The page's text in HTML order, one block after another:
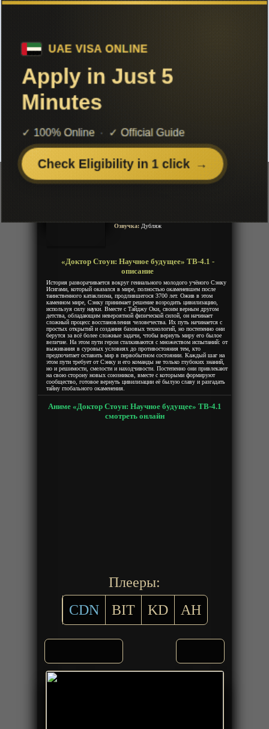
Чтобы не терять с нами связь,
подписывайся на наш
«Доктор Стоун: Научное будущее»
Добавленно: 27 марта 2025 | Серии: [12 из 12]
Dr. Stone: Science Future
Год:2025
Озвучка: Дубляж
«Доктор Стоун: Научное будущее» ТВ-4.1 -
описание
История разворачивается вокруг гениального молодого учёного Сэнку
Исигами, который оказался в мире, полностью окаменевшем после
таинственного катаклизма, продлившегося 3700 лет. Ожив в этом
каменном мире, Сэнку принимает решение возродить цивилизацию,
используя силу науки. Вместе с Тайджу Оки, своим верным другом
детства, обладающим невероятной физической силой, он начинает
сложный процесс восстановления человечества. Их путь начинается с
простых открытий и создания базовых технологий, но постепенно они
берутся за всё более сложные задачи, чтобы вернуть миру его былое
величие. На этом пути герои сталкиваются с множеством испытаний: от
выживания в суровых условиях до противостояния тем, кто
предпочитает оставить мир в первобытном состоянии. Каждый шаг на
этом пути требует от Сэнку и его команды не только глубоких знаний,
но и решимости, смелости и находчивости. Постепенно они привлекают
на свою сторону новых союзников, вместе с которыми формируют
сообщество, готовое вернуть цивилизации её былую славу и разгадать
тайну глобального окаменения.
Аниме «Доктор Стоун: Научное будущее» ТВ-4.1
смотреть онлайн
Плееры:
CDN
BIT KD AH